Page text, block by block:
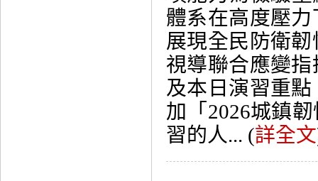
體系在高度壓
展現全民防衛
視導聯合應變
及本日演習重
加「2026城鎮
習的人... (詳全文